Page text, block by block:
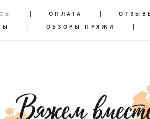
| ОПЛАТА |
| ОБЗОРЫ ПРЯЖИ |